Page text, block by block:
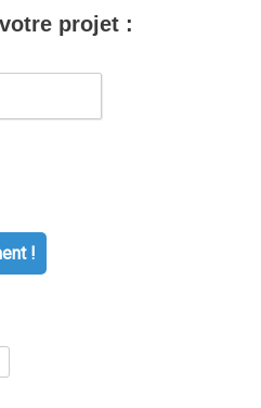
projet :
!